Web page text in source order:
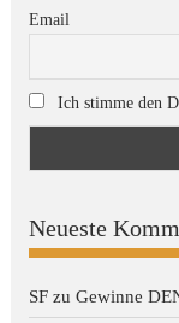
Email
Ich stimme den
Neueste
SF zuGewinne